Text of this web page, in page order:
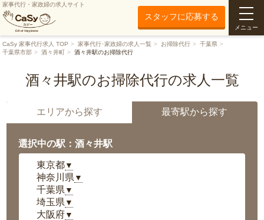
家事代行・家政婦の求人サイト
スタッフに応募する
メニュー
CaSy 家事代行求人 TOP 家事代行･家政婦の求人一覧 お掃除代行
千葉県
千葉県市部
酒々井町 酒々井駅のお掃除代行
酒々井駅のお掃除代行の求人一覧
エリアから探す 最寄駅から探す
選択中の駅：酒々井駅
東京都▼
神奈川県 ▼
千葉県 ▼
埼玉県 ▼
大阪府▼